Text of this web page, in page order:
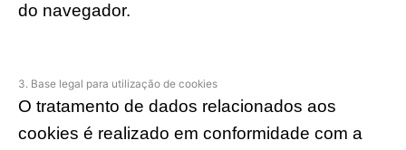
do navegador.
3. Base legal para utilização de cookies
O tratamento de dados relacionados aos
cookies é realizado em conformidade com a